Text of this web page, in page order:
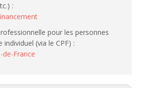
:
pour les personnes
individuel (via le CPF) :
de-France